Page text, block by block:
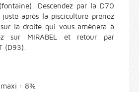
Descendez par la D70
après la pisciculture prenez
la droite qui vous amènera à
sur MIRABEL et retour par
(D93).
: 8%